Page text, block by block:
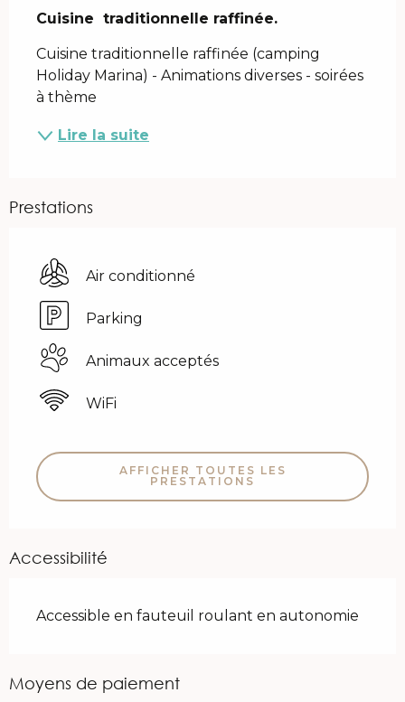
Cuisine  traditionnelle raffinée.
Cuisine traditionnelle raffinée (camping
Holiday Marina) - Animations diverses - soirées
à thème
Lire la suite
Prestations
Air conditionné
Parking
Animaux acceptés
WiFi
AFFICHER TOUTES LES
PRESTATIONS
Accessibilité
Accessible en fauteuil roulant en autonomie
Moyens de paiement